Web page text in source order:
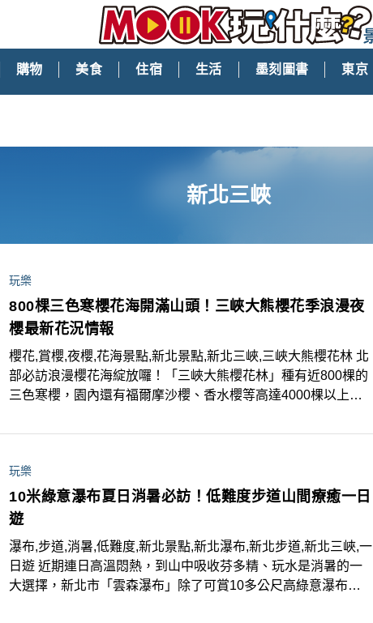
購物 美食 住宿 生活 墨刻圖書 東京
新北三峽
玩樂
800棵三色寒櫻花海開滿山頭！三峽大熊櫻花季浪漫夜
櫻最新花況情報
櫻花,賞櫻,夜櫻,花海景點,新北景點,新北三峽,三峽大熊櫻花林 北
部必訪浪漫櫻花海綻放囉！「三峽大熊櫻花林」種有近800棵的
三色寒櫻，園內還有福爾摩沙櫻、香水櫻等高達4000棵以上的
筆記起來，前往賞花美拍！
玩樂
10米綠意瀑布夏日消暑必訪！低難度步道山間療癒一日
遊
瀑布,步道,消暑,低難度,新北景點,新北瀑布,新北步道,新北三峽,一
日遊 近期連日高溫悶熱，到山中吸收芬多精、玩水是消暑的一
大選擇，新北市「雲森瀑布」除了可賞10多公尺高綠意瀑布美